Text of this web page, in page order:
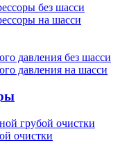
без шасси
на шасси
давления без шасси
давления на шасси
грубой очистки
очистки